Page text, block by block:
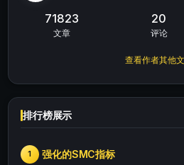
71823
文章
20
评论
查看作者其他
排行榜展示
1 强化的SMC指标